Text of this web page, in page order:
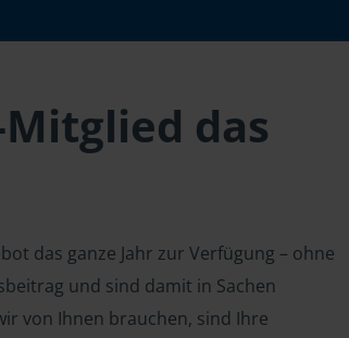
das
das ganze Jahr zur Verfügung – ohne
und sind damit in Sachen
von Ihnen brauchen, sind Ihre